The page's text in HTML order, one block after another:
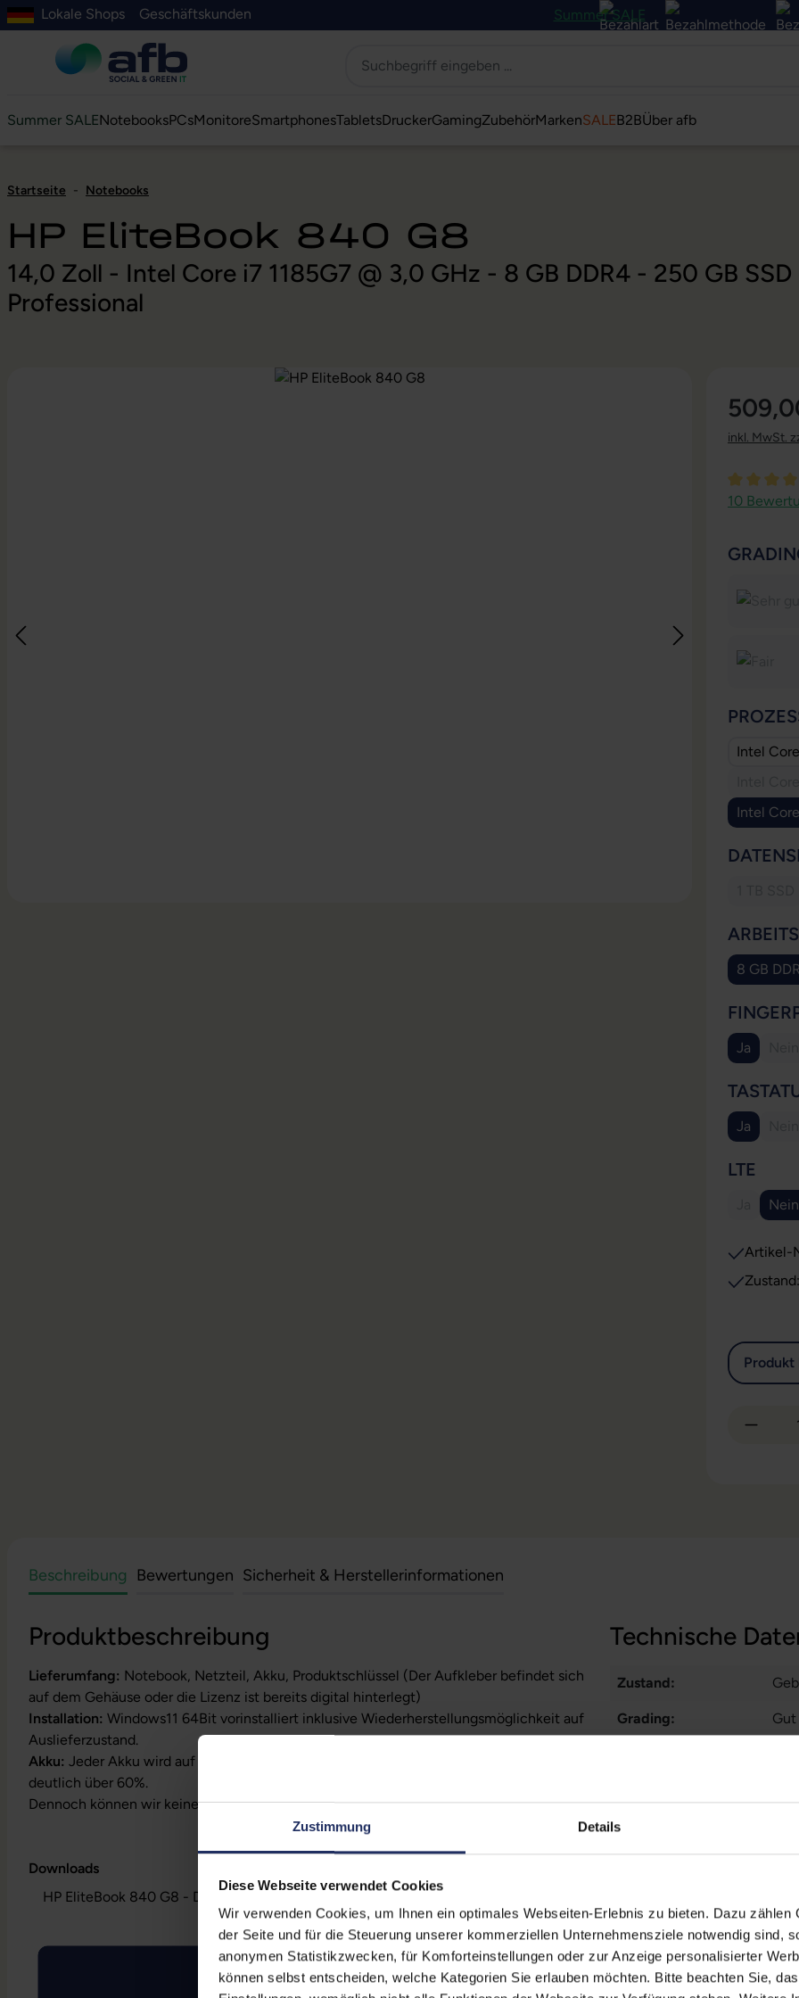
Zustimmung Details
Diese Webseite verwendet Cookies
Wir verwenden Cookies, um Ihnen ein optimales Webseiten-Erlebnis zu bieten. Dazu zählen
der Seite und für die Steuerung unserer kommerziellen Unternehmensziele notwendig sind,
anonymen Statistikzwecken, für Komforteinstellungen oder zur Anzeige personalisierter
können selbst entscheiden, welche Kategorien Sie erlauben möchten. Bitte beachten Sie,
springen
Suche springen
Zur Hauptnavigation springen
Zur Navigation der B2B-Plattform springen
Lokale Shops Geschäftskunden Summer SALE
Summer SALENotebooksPCsMonitoreSmartphonesTabletsDruckerGamingZubehörMarkenSALEB2BÜber afb
Startseite - Notebooks
HP EliteBook 840 G8
14,0 Zoll - Intel Core i7 1185G7 @ 3,0 GHz - 8 GB DDR4 - 250 GB
Professional
inkl. MwSt.
10
Intel
Intel
8 GB
Ja
Ja
LTE
(Diese
Nein
Artikel-
Beschreibung Bewertungen Sicherheit & Herstellerinformationen
Produktbeschreibung
Lieferumfang: Notebook, Netzteil, Akku, Produktschlüssel (Der Aufkleber befindet sich
auf dem Gehäuse oder die Lizenz ist bereits digital hinterlegt)
Installation: Windows11 64Bit vorinstalliert inklusive Wiederherstellungsmöglichkeit auf
Auslieferzustand.
Akku: Jeder Akku wird auf Funktion geprüft. Die Akku-Kapazität liegt im Normalfall
deutlich über 60%.
Dennoch können wir keine Garantieleistungen auf Akkulaufzeiten übernehmen.
Downloads
HP EliteBook 840 G8 - Datenblatt (pdf)
Technische
Zustand:
Grading: Gut
Displayart:
Prozessorkerne: 4
Datenspeicher: